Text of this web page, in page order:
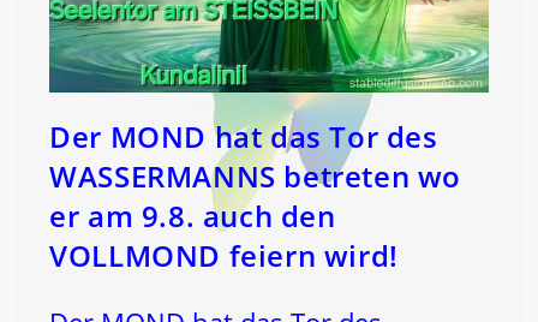
Der MOND hat das Tor des
WASSERMANNS betreten wo
er am 9.8. auch den
VOLLMOND feiern wird!